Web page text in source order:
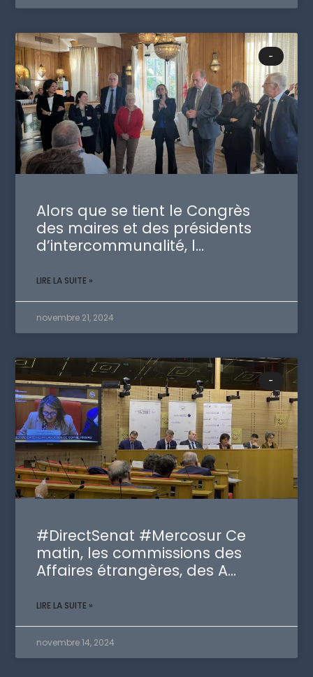
-
Alors que se tient le Congrès
des maires et des présidents
d’intercommunalité, l…
LIRE LA SUITE »
novembre 21, 2024
-
#DirectSenat #Mercosur Ce
matin, les commissions des
Affaires étrangères, des A…
LIRE LA SUITE »
novembre 14, 2024